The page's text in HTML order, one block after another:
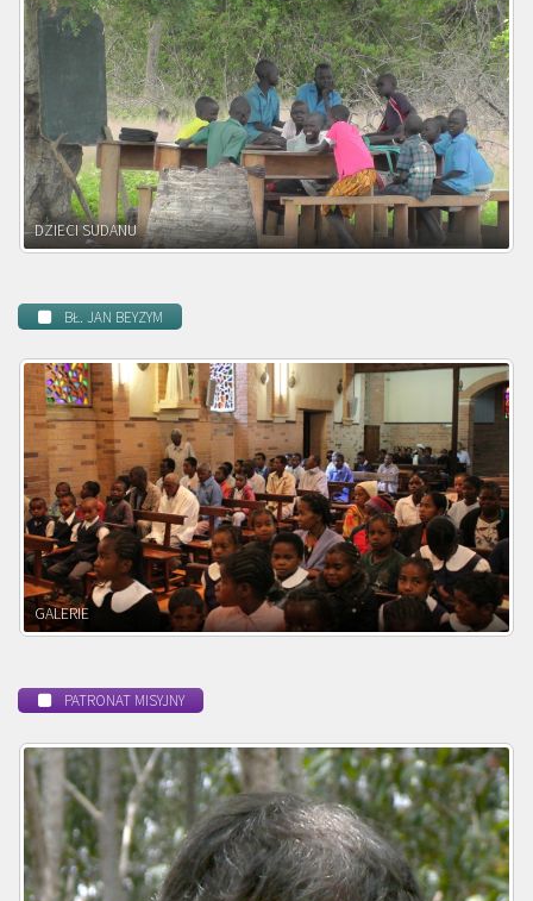
DZIECI ZAMBII
BŁ. JAN BEYZYM
POWOŁANIE MISYJNE
PATRONAT MISYJNY